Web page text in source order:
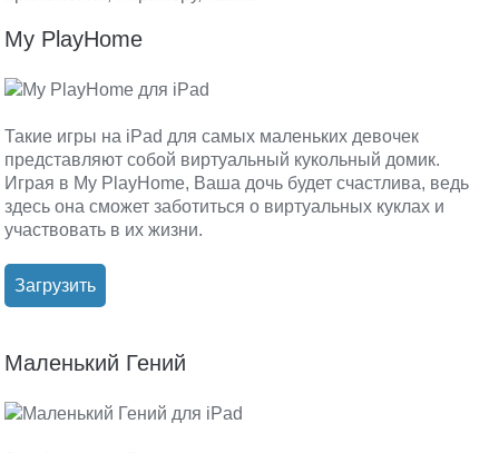
My PlayHome
Такие игры на iPad для самых маленьких девочек
представляют собой виртуальный кукольный домик.
Играя в My PlayHome, Ваша дочь будет счастлива, ведь
здесь она сможет заботиться о виртуальных куклах и
участвовать в их жизни.
Загрузить
Маленький Гений